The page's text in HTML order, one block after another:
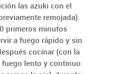
las azuki con el
remojada).
primeros minutos
a fuego rápido y sin
cocinar (con la
fuego lento y continuo